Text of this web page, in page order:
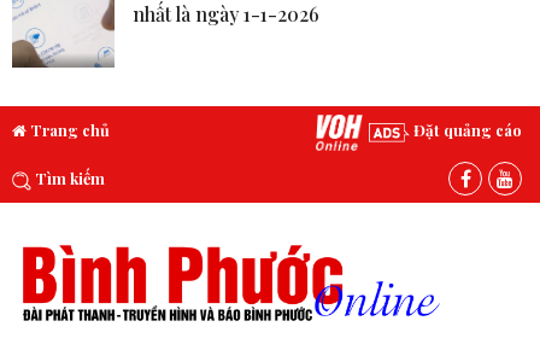
nhất là ngày 1-1-2026
Trang chủ Đặt quảng cáo
Tìm kiếm